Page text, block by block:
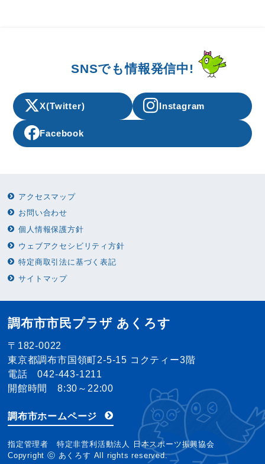
SNSでも情報発信中!
X(Twitter) Instagram
Facebook
アクセスマップ
お問い合わせ
個人情報保護方針
ウェブアクセシビリティ方針
特定商取引法に基づく表記
サイトマップ
調布市市民プラザ あくろす
〒182-0022
東京都調布市国領町2-5-15 コクティー3階
電話 042-443-1211
開館時間 8:30～22:00
調布市ホームページ
指定管理者 特定非営利活動法人 日本スポーツ振興協会
Copyright ⓒ あくろす All rights reserved.